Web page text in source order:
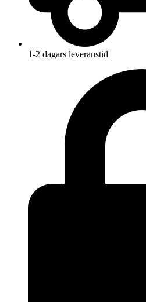
1-2 dagars leveranstid